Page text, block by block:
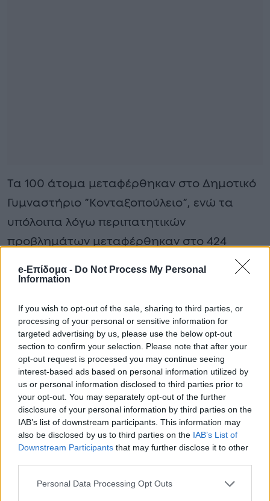
e-Επίδομα - Do Not Process My Personal
Information
If you wish to opt-out of the sale, sharing to third parties, or
processing of your personal or sensitive information for
targeted advertising by us, please use the below opt-out
section to confirm your selection. Please note that after your
opt-out request is processed you may continue seeing
interest-based ads based on personal information utilized by
us or personal information disclosed to third parties prior to
your opt-out. You may separately opt-out of the further
disclosure of your personal information by third parties on the
IAB’s list of downstream participants. This information may
also be disclosed by us to third parties on the IAB’s List of
Downstream Participants that may further disclose it to other
Personal Data Processing Opt Outs
Τα 100 άτομα μεταφέρθηκαν στο Δημοτικό
Γυμναστήριο ”Κονταξοπούλειο”, ενώ τα
υπόλοιπα λόγω περιπατητικών
προβλημάτων μεταφέρθηκαν στο 424
Στρατιωτικό Νοσοκομείο Θεσσαλονίκης.
κατευθύνεται προς τα νότια και την